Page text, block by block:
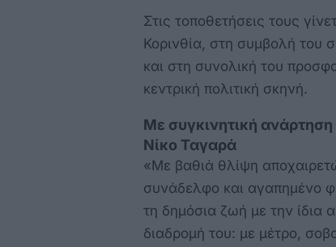
Στις τοποθετήσεις τους
Κορινθία, στη συμβολή του
και στη συνολική του
κεντρική πολιτική σκηνή.
Με συγκινητική
Νίκο Ταγαρά
«Με βαθιά θλίψη
συνάδελφο και αγαπημένο
τη δημόσια ζωή με την ίδια
διαδρομή του: με μέτρο,